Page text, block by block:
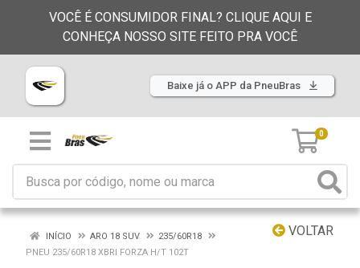
VOCÊ É CONSUMIDOR FINAL? CLIQUE AQUI E
CONHEÇA NOSSO SITE FEITO PRA VOCÊ
Baixe já o APP da PneuBras
0
VOLTAR
INÍCIO ARO 18 SUV
235/60R18
PNEU 235/60R18 XBRI FORZA H/T 102T